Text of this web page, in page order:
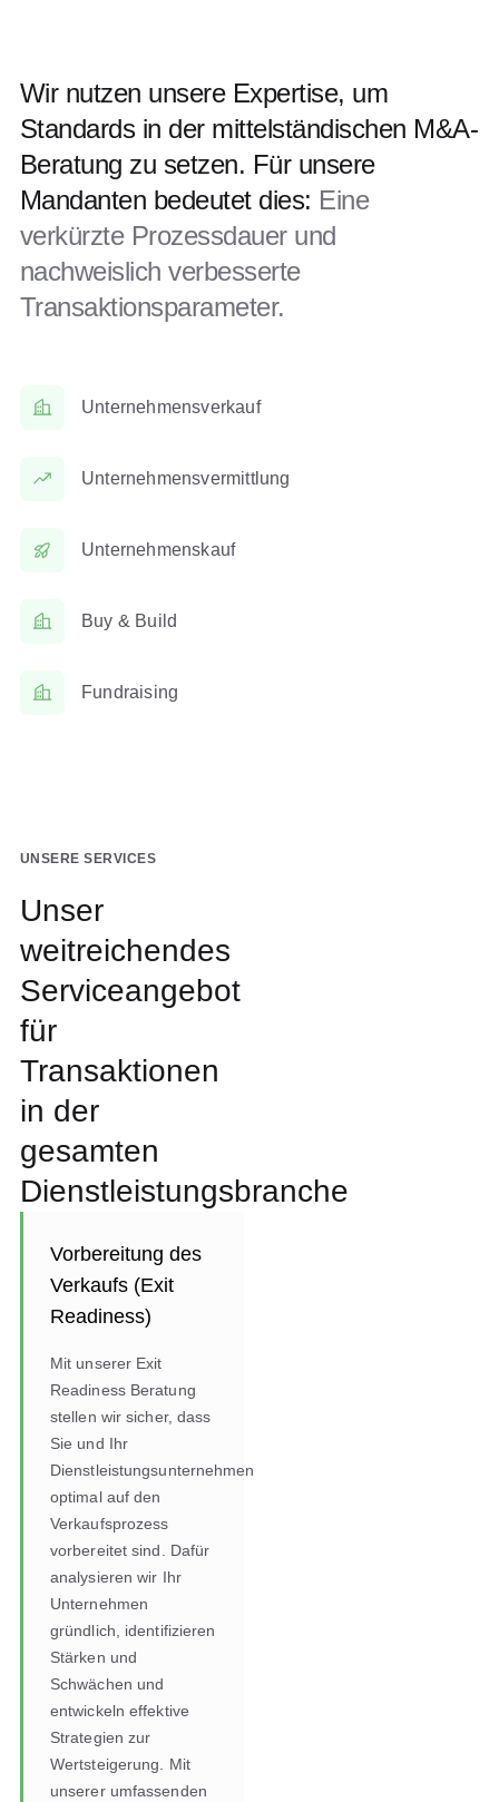
Wir nutzen unsere Expertise, um
Standards in der mittelständischen M&A-
Beratung zu setzen. Für unsere
Mandanten bedeutet dies: Eine
verkürzte Prozessdauer und
nachweislich verbesserte
Transaktionsparameter.
Unternehmensverkauf
Unternehmensvermittlung
Unternehmenskauf
Buy & Build
Fundraising
UNSERE SERVICES
Unser
weitreichendes
Serviceangebot
für
Transaktionen
in der
gesamten
Dienstleistungsbranche
Vorbereitung des
Verkaufs (Exit
Readiness)
Mit unserer Exit
Readiness Beratung
stellen wir sicher, dass
Sie und Ihr
Dienstleistungsunternehmen
optimal auf den
Verkaufsprozess
vorbereitet sind. Dafür
analysieren wir Ihr
Unternehmen
gründlich, identifizieren
Stärken und
Schwächen und
entwickeln effektive
Strategien zur
Wertsteigerung. Mit
unserer umfassenden